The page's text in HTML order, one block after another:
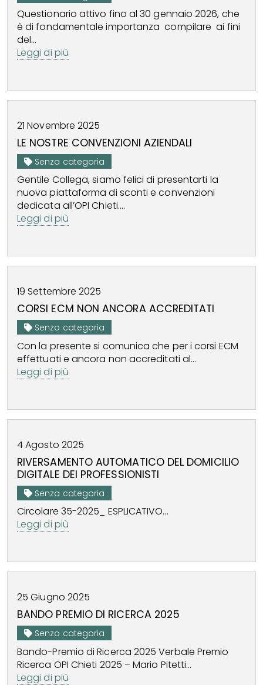
Questionario attivo fino al 30 gennaio 2026, che
è di fondamentale importanza compilare ai fini
del...
Leggi di più
21 Novembre 2025
LE NOSTRE CONVENZIONI AZIENDALI
Senza categoria
Gentile Collega, siamo felici di presentarti la
nuova piattaforma di sconti e convenzioni
dedicata all’OPI Chieti....
Leggi di più
19 Settembre 2025
CORSI ECM NON ANCORA ACCREDITATI
Senza categoria
Con la presente si comunica che per i corsi ECM
effettuati e ancora non accreditati al...
Leggi di più
4Agosto 2025
RIVERSAMENTO AUTOMATICO DEL DOMICILIO
DIGITALE DEI PROFESSIONISTI
Senza categoria
Circolare 35-2025_ ESPLICATIVO...
Leggi di più
25 Giugno 2025
BANDO PREMIO DI RICERCA 2025
Senza categoria
Bando-Premio di Ricerca 2025 Verbale Premio
Ricerca OPI Chieti 2025 – Mario Pitetti...
Leggi di più